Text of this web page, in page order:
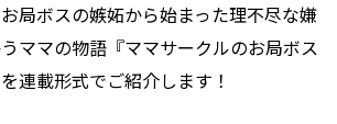
局ボスの嫉妬から始まった理不尽な嫌
ママの物語『ママサークルのお局ボス
連載形式でご紹介します！